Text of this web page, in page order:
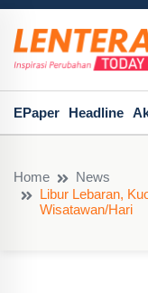
EPaper Headline
Home
News
Libur Lebaran,
Wisatawan/Hari